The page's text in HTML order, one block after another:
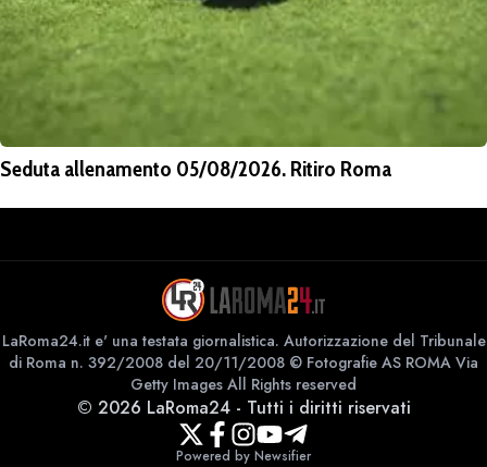
Seduta allenamento 05/08/2026. Ritiro Roma
LaRoma24.it e' una testata giornalistica. Autorizzazione del Tribunale
di Roma n. 392/2008 del 20/11/2008 © Fotografie AS ROMA Via
Getty Images All Rights reserved
© 2026 LaRoma24- Tutti i diritti riservati
Powered by Newsifier